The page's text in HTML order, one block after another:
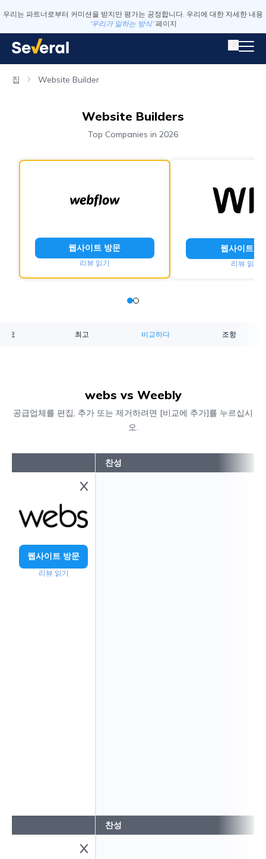
우리는 파트너로부터 커미션을 받지만 평가는 공정합니다. 우리에 대한 자세한 내용
'우리가 일하는 방식' 페이지
집 Website Builder
Website Builders
Top Companies in 2026
웹사이트 방문
리뷰 읽기
웹사이트 방
리뷰 읽기
개요 최고 비교하다 조항
webs vs Weebly
공급업체를 편집, 추가 또는 제거하려면 [비교에 추가]를 누르십시
오.
웹사이트 방문
리뷰 읽기
찬성
찬성